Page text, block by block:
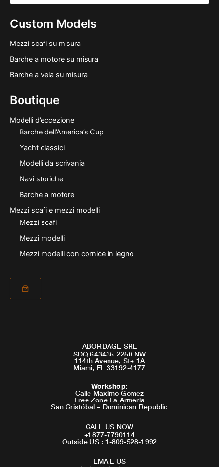
Custom Models
Mezzi scafi su misura
Barche a motore su misura
Barche a vela su misura
Boutique
Modelli d’eccezione
Barche dell’America’s Cup
Yacht classici
Modelli da scrivania
Navi storiche
Barche a motore
Mezzi scafi e mezzi modelli
Mezzi scafi
Mezzi modelli
Mezzi modelli con cornice in legno
ABORDAGE SRL
SDQ 643435 2250 NW
114th Avenue, Ste 1A
Miami, FL 33192-4177
Workshop:
Calle Maximo Gomez
Free Zone La Armeria
San Cristóbal – Dominican Republic
CALL US NOW
+1877-7790114
Outside US : 1-809-528-1992
EMAIL US